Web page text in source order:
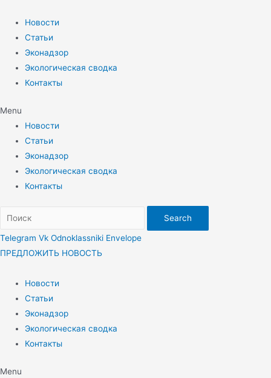
содержимому
Новости
Статьи
Эконадзор
Экологическая сводка
Контакты
Menu
Новости
Статьи
Эконадзор
Экологическая сводка
Контакты
Search
Telegram Vk Odnoklassniki Envelope
ПРЕДЛОЖИТЬ НОВОСТЬ
Новости
Статьи
Эконадзор
Экологическая сводка
Контакты
Menu